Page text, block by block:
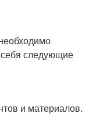
себя следующие
и материалов.